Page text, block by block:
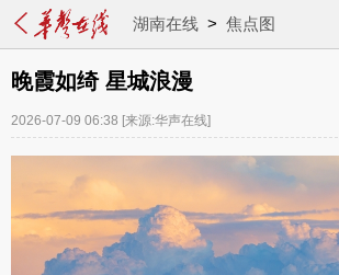
湖南在线> 焦点图
晚霞如绮 星城浪漫
2026-07-09 06:38 [来源:华声在线]